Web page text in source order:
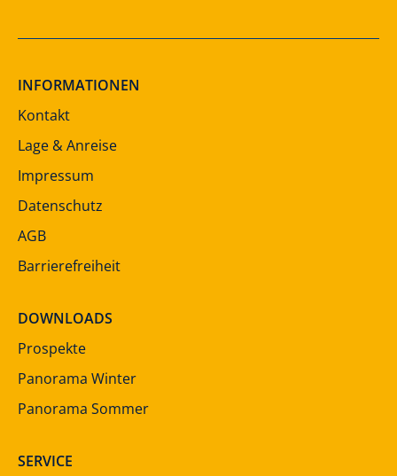
INFORMATIONEN
Kontakt
Lage & Anreise
Impressum
Datenschutz
AGB
Barrierefreiheit
DOWNLOADS
Prospekte
Panorama Winter
Panorama Sommer
SERVICE